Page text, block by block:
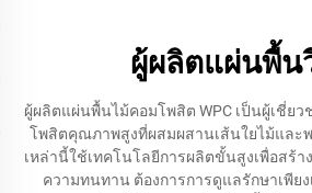
ผู้ผลิตแผ่นพื้น
ผู้ผลิตแผ่นพื้นไม้คอมโพสิต WPC เป็นผู้เชี่ย
โพสิตคุณภาพสูงที่ผสมผสานเส้นใยไม้และ
เหล่านี้ใช้เทคโนโลยีการผลิตขั้นสูงเพื่อสร้า
ความทนทาน ต้องการการดูแลรักษาเพีย